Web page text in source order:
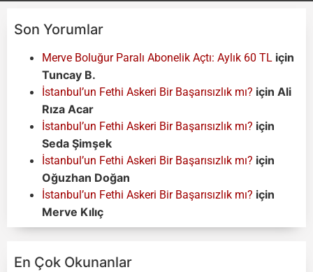
Son Yorumlar
Merve Boluğur Paralı Abonelik Açtı: Aylık 60 TL için
Tuncay B.
İstanbul’un Fethi Askeri Bir Başarısızlık mı? için Ali
Rıza Acar
İstanbul’un Fethi Askeri Bir Başarısızlık mı? için
Seda Şimşek
İstanbul’un Fethi Askeri Bir Başarısızlık mı? için
Oğuzhan Doğan
İstanbul’un Fethi Askeri Bir Başarısızlık mı? için
Merve Kılıç
En Çok Okunanlar